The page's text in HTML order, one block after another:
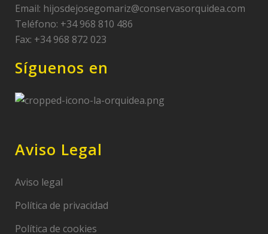
Email: hijosdejosegomariz@conservasorquidea.com
Teléfono: +34 968 810 486
Fax: +34 968 872 023
Síguenos en
Aviso Legal
Aviso legal
Política de privacidad
Política de cookies